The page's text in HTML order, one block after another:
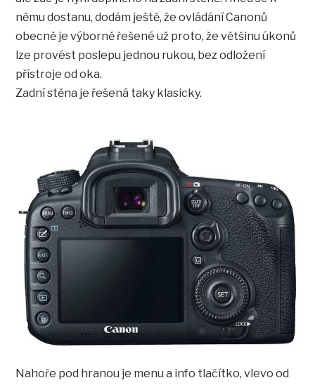
němu dostanu, dodám ještě, že ovládání Canonů
obecně je výborně řešené už proto, že většinu úkonů
lze provést poslepu jednou rukou, bez odložení
přístroje od oka.
Zadní stěna je řešená taky klasicky.
Nahoře pod hranou je menu a info tlačítko, vlevo od